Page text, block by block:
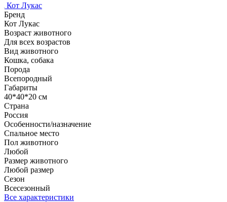
Кот Лукас
Бренд
Кот Лукас
Возраст животного
Для всех возрастов
Вид животного
Кошка, собака
Порода
Всепородный
Габариты
40*40*20 см
Страна
Россия
Особенности/назначение
Спальное место
Пол животного
Любой
Размер животного
Любой размер
Сезон
Всесезонный
Все характеристики